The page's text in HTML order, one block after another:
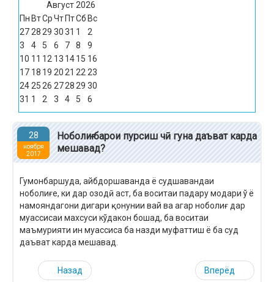
Август2026
Пн ВтСрЧт ПтСб Вс
272829 3031 1
2
3
4 5 6 7 8
9
10 11 12 13 1415 16
17 18 19 2021 2223
242526 272829 30
31 1 2 3 4 5 6
28
ноября
2017
Ноболиғ барои пурсиш чӣ гуна даъват карда
мешавад?
Гумонбаршуда, айбдоршаванда ё судшавандаи
ноболиғе, ки дар озодӣ аст, ба воситаи падару модари ў ё
намояндагони дигари қонунии вай ва агар ноболиғ дар
муассисаи махсуси кўдакон бошад, ба воситаи
маъмурияти ин муассиса ба назди муфаттиш ё ба суд
даъват карда мешавад.
Назад Вперёд